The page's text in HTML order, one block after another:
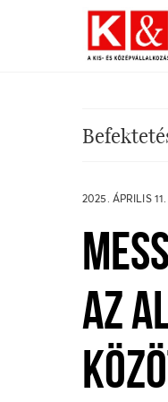
2025. ÁPRILIS 11.
AZ